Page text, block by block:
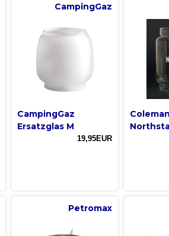
CampingGaz
CampingGaz
Ersatzglas M
19,95EUR
Petromax